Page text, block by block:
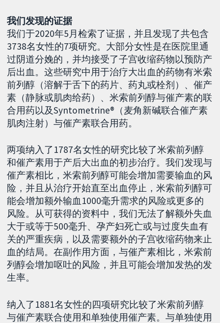
我们发现的证据
我们于2020年5月检索了证据，并且发现了共包含
3738名女性的7项研究。大部分女性是在医院里通
过阴道分娩的，并均接受了子宫收缩药物以预防产
后出血。这些研究中用于治疗大出血的药物有米索
前列醇（溶解于舌下的药片、药丸或栓剂）、催产
素（静脉或肌肉给药）、米索前列醇与催产素的联
合用药以及Syntometrine®（麦角新碱联合催产素
肌肉注射）与催产素联合用药。
两项纳入了1787名女性的研究比较了米索前列醇
和催产素用于产后大出血的初步治疗。我们发现与
催产素相比，米索前列醇可能会增加需要输血的风
险，并且从治疗开始直至出血停止，米索前列醇可
能会增加额外输血1000毫升需求的风险或更多的
风险。从可获得的资料中，我们无法了解额外失血
大于或等于500毫升、孕产妇死亡或与过度失血有
关的严重疾病，以及需要额外的子宫收缩药物来止
血的结局。在副作用方面，与催产素相比，米索前
列醇会增加呕吐的风险，并且可能会增加发热的发
生率。
纳入了1881名女性的四项研究比较了米索前列醇
与催产素联合使用和单独使用催产素。与单独使用